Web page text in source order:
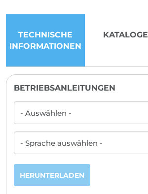
TECHNISCHE
INFORMATIONEN
KATALOGE
BETRIEBSANLEITUNGEN
HERUNTERLADEN